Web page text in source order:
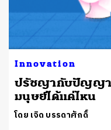
Innovation
ปรัชญากับปัญญา
มนุษย์ได้แค่ไหน
โดย เจิด บรรดาศักดิ์